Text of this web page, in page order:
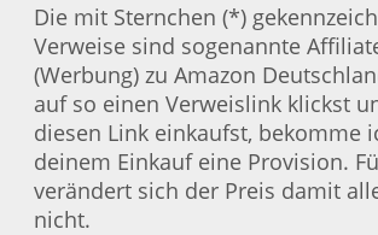
Die mit Sternchen (*)
Verweise sind sogenannte
(Werbung) zu Amazon
auf so einen Verweislink klickst
diesen Link einkaufst, bekomme
deinem Einkauf eine Provision.
verändert sich der Preis damit
nicht.